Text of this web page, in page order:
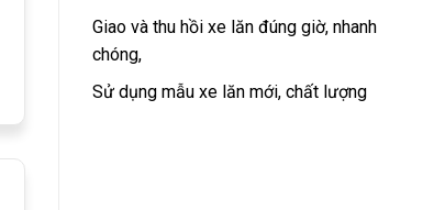
Giao và thu hồi xe lăn đúng giờ, nhanh
chóng,
Sử dụng mẫu xe lăn mới, chất lượng